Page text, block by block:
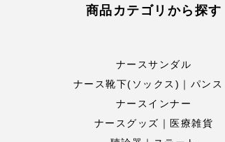
商品カテゴリから探す
ナースサンダル
ナース靴下(ソックス)｜パンス
ナースインナー
ナースグッズ｜医療雑貨